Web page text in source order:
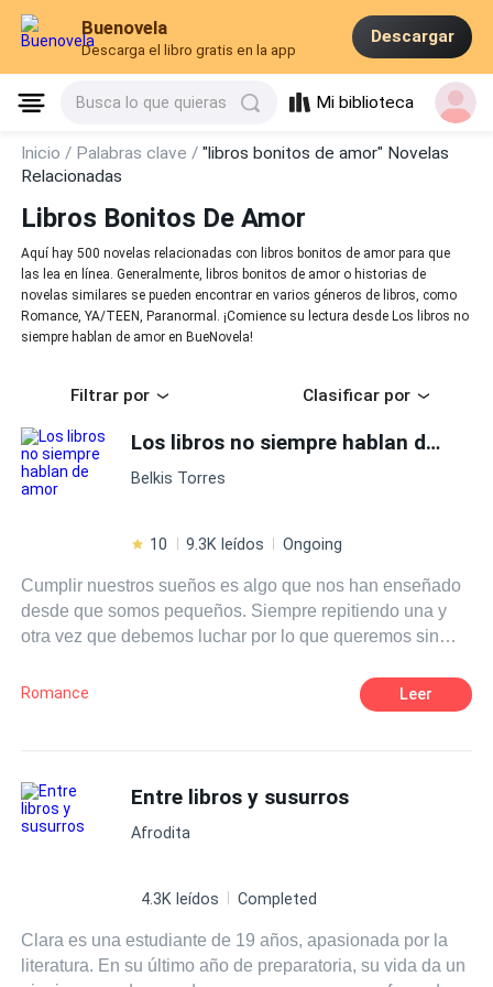
Buenovela
Descarga el libro gratis en la app
Descargar
Busca lo que quieras Mi biblioteca
Inicio / Palabras clave /"libros bonitos de amor" Novelas
Relacionadas
Libros Bonitos De Amor
Aquí hay 500 novelas relacionadas con libros bonitos de amor para que
las lea en línea. Generalmente, libros bonitos de amor o historias de
novelas similares se pueden encontrar en varios géneros de libros, como
Romance, YA/TEEN, Paranormal. ¡Comience su lectura desde Los libros no
siempre hablan de amor en BueNovela!
Filtrar por Clasificar por
Los libros no siempre hablan de amor
Belkis Torres
10 9.3K leídos Ongoing
Cumplir nuestros sueños es algo que nos han enseñado
desde que somos pequeños. Siempre repitiendo una y
otra vez que debemos luchar por lo que queremos sin
tenía en mente cuando se subió a un avión para ir al otro
extremo del país, para perseguir eso que tanto anhelaba.
cosas más, nuevas amistades, nuevos gustos, pero sobre
todo, algo sobre lo que solamente había escrito y leído: el
Romance Leer
Entre libros y susurros
Afrodita
4.3K leídos Completed
Clara es una estudiante de 19 años, apasionada por la
literatura. En su último año de preparatoria, su vida da un